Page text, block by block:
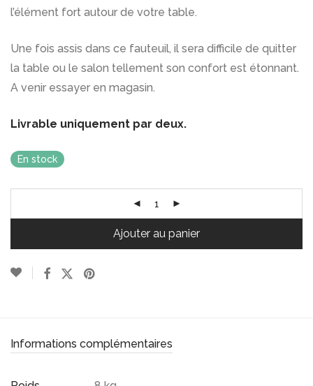
l’élément fort autour de votre table.
Une fois assis dans ce fauteuil, il sera difficile de quitter
la table ou le salon tellement son confort est étonnant.
A venir essayer en magasin.
Livrable uniquement par deux.
En stock
Ajouter au panier
Informations complémentaires